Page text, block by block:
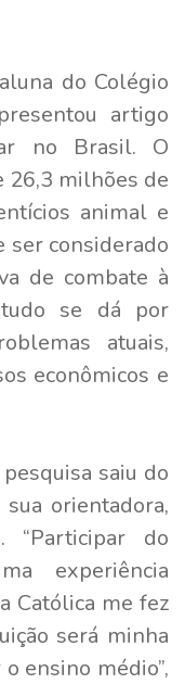
do Colégio
artigo
no Brasil. O
26,3 milhões de
animal e
ser considerado
de combate à
se dá por
atuais,
econômicos e
saiu do
orientadora,
“Participar do
experiência
Católica me fez
será minha
ensino médio”,